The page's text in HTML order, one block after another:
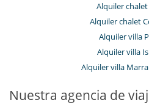
Alquiler
Alquiler chalet
Alquiler villa
Alquiler villa
Alquiler villa
Nuestra agencia de